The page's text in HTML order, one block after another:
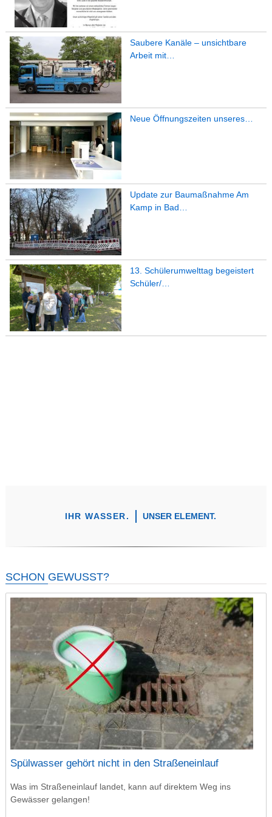
Saubere Kanäle – unsichtbare
Arbeit mit…
Neue Öffnungszeiten unseres…
Update zur Baumaßnahme Am
Kamp in Bad…
13. Schülerumwelttag begeistert
Schüler/…
IHR WASSER. UNSER ELEMENT.
SCHON GEWUSST?
Spülwasser gehört nicht in den Straßeneinlauf
Was im Straßeneinlauf landet, kann auf direktem Weg ins
Gewässer gelangen!